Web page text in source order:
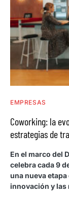
EMPRESAS
Coworking: la
estrategias de
En el marco del
celebra cada 9
una nueva
innovación y las